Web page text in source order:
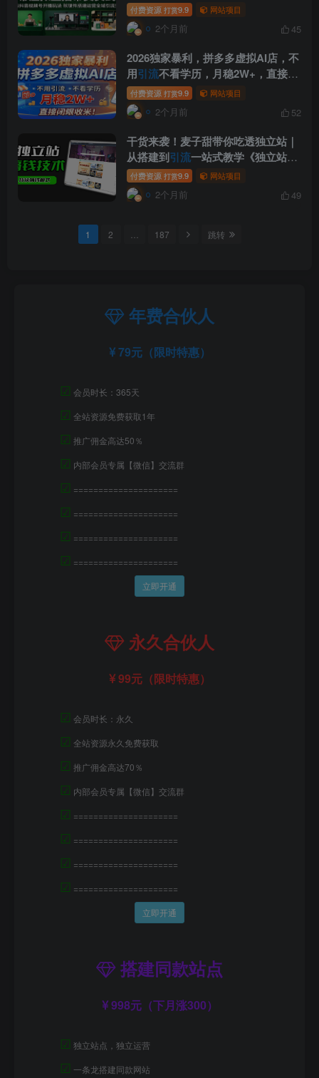
域引流变现
付费资源 打赏9.9 网站项目
2个月前 45
2026独家暴利，拼多多虚拟AI店，不
用引流不看学历，月稳2W+，直接闭
眼收米
付费资源 打赏9.9 网站项目
2个月前 52
干货来袭！麦子甜带你吃透独立站｜
从搭建到引流一站式教学《独立站》
第一期
付费资源 打赏9.9 网站项目
2个月前 49
1 2 187 跳转
年费合伙人
79元（限时特惠）
☑ 会员时长：365天
☑ 全站资源免费获取1年
☑ 推广佣金高达50％
☑ 内部会员专属【微信】交流群
☑ =====================
☑ =====================
☑ =====================
☑ =====================
立即开通
永久合伙人
99元（限时特惠）
☑ 会员时长：永久
☑ 全站资源永久免费获取
☑ 推广佣金高达70％
☑ 内部会员专属【微信】交流群
☑ =====================
☑ =====================
☑ =====================
☑ =====================
立即开通
搭建同款站点
998元（下月涨300）
☑ 独立站点，独立运营
☑ 一条龙搭建同款网站